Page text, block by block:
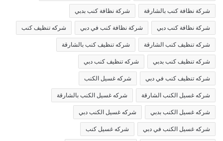
شركة نظافة كنب بالشارقة شركة نظافة كنب بدبي
شركة نظافة كنب دبي شركة نظافة كنب في دبي شركه تنظيف كنب
شركه تنظيف كنب الشارقة شركه تنظيف كنب بالشارقة
شركه تنظيف كنب بدبي شركه تنظيف كنب دبي
شركه تنظيف كنب في دبي شركه غسيل الكنب
شركه غسيل الكنب الشارقة شركه غسيل الكنب بالشارقة
شركه غسيل الكنب بدبي شركه غسيل الكنب دبي
شركه غسيل الكنب في دبي شركه غسيل كنب